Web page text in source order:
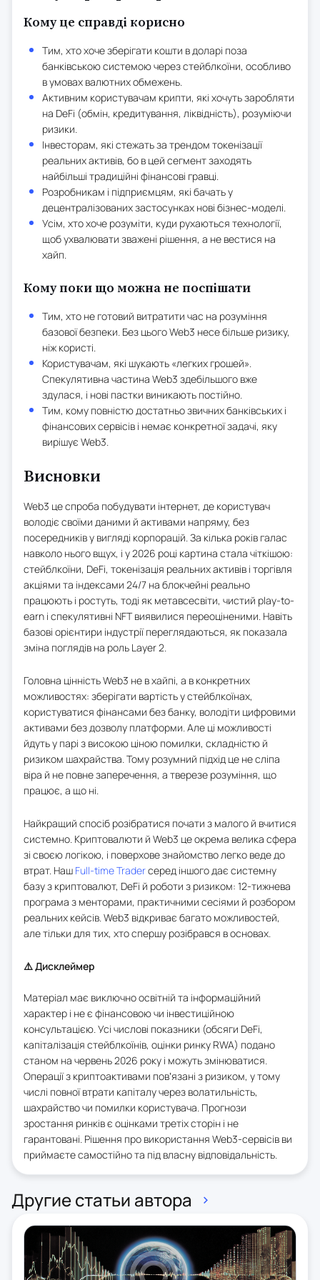
​​Кому це справді корисно
Тим, хто хоче зберігати кошти в доларі поза
банківською системою через стейблкоїни, особливо
в умовах валютних обмежень.
Активним користувачам крипти, які хочуть заробляти
на DeFi (обмін, кредитування, ліквідність), розуміючи
ризики.
Інвесторам, які стежать за трендом токенізації
реальних активів, бо в цей сегмент заходять
найбільші традиційні фінансові гравці.
Розробникам і підприємцям, які бачать у
децентралізованих застосунках нові бізнес-моделі.
Усім, хто хоче розуміти, куди рухаються технології,
щоб ухвалювати зважені рішення, а не вестися на
хайп.
Кому поки що можна не поспішати
Тим, хто не готовий витратити час на розуміння
базової безпеки. Без цього Web3 несе більше ризику,
ніж користі.
Користувачам, які шукають «легких грошей».
Спекулятивна частина Web3 здебільшого вже
здулася, і нові пастки виникають постійно.
Тим, кому повністю достатньо звичних банківських і
фінансових сервісів і немає конкретної задачі, яку
вирішує Web3.
Висновки
Web3 це спроба побудувати інтернет, де користувач
володіє своїми даними й активами напряму, без
посередників у вигляді корпорацій. За кілька років галас
навколо нього вщух, і у 2026 році картина стала чіткішою:
стейблкоїни, DeFi, токенізація реальних активів і торгівля
акціями та індексами 24/7 на блокчейні реально
працюють і ростуть, тоді як метавсесвіти, чистий play-to-
earn і спекулятивні NFT виявилися переоціненими. Навіть
базові орієнтири індустрії переглядаються, як показала
зміна поглядів на роль Layer 2.
Головна цінність Web3 не в хайпі, а в конкретних
можливостях: зберігати вартість у стейблкоїнах,
користуватися фінансами без банку, володіти цифровими
активами без дозволу платформи. Але ці можливості
йдуть у парі з високою ціною помилки, складністю й
ризиком шахрайства. Тому розумний підхід це не сліпа
віра й не повне заперечення, а тверезе розуміння, що
працює, а що ні.
Найкращий спосіб розібратися почати з малого й вчитися
системно. Криптовалюти й Web3 це окрема велика сфера
зі своєю логікою, і поверхове знайомство легко веде до
втрат. Наш Full-time Traderсеред іншого дає системну
базу з криптовалют, DeFi й роботи з ризиком: 12-тижнева
програма з менторами, практичними сесіями й розбором
реальних кейсів. Web3 відкриває багато можливостей,
але тільки для тих, хто спершу розібрався в основах.
⚠️ Дисклеймер
Матеріал має виключно освітній та інформаційний
характер і не є фінансовою чи інвестиційною
консультацією. Усі числові показники (обсяги DeFi,
капіталізація стейблкоїнів, оцінки ринку RWA) подано
станом на червень 2026 року і можуть змінюватися.
Операції з криптоактивами повʼязані з ризиком, у тому
числі повної втрати капіталу через волатильність,
шахрайство чи помилки користувача. Прогнози
зростання ринків є оцінками третіх сторін і не
гарантовані. Рішення про використання Web3-сервісів ви
приймаєте самостійно та під власну відповідальність.
Другие статьи автора